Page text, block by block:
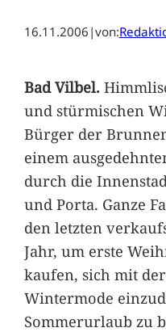
16.11.2006 |von:
Bad Vilbel.
und stürmischen
Bürger der
einem
durch die
und Porta. Ganze
den letzten
Jahr, um erste
kaufen, sich mit
Wintermode
Sommerurlaub zu